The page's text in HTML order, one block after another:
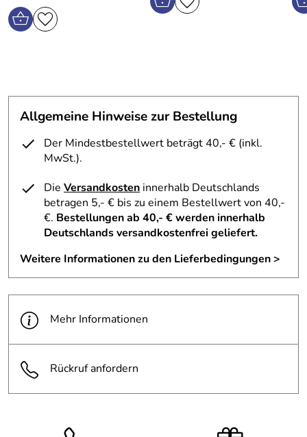
Allgemeine Hinweise zur Bestellung
Der Mindestbestellwert beträgt 40,- € (inkl.
MwSt.).
Die Versandkosten innerhalb Deutschlands
betragen 5,- € bis zu einem Bestellwert von 40,-
€. Bestellungen ab 40,- € werden innerhalb
Deutschlands versandkostenfrei geliefert.
Weitere Informationen zu den Lieferbedingungen >
Mehr Informationen
Rückruf anfordern